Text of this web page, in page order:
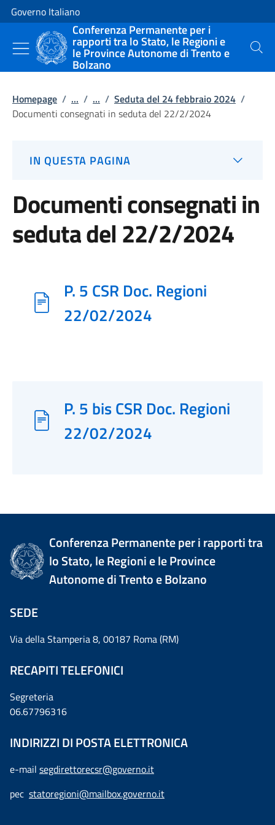
Vai al contenuto
Vai alla navigazione del sito
Governo Italiano
Conferenza Permanente per i
rapporti tra lo Stato, le Regioni e
le Province Autonome di Trento e
Bolzano
Cerca
Homepage / ... / ... / Seduta del 24 febbraio 2024 /
Documenti consegnati in seduta del 22/2/2024
IN QUESTA PAGINA
Documenti consegnati in
seduta del 22/2/2024
P. 5 CSR Doc. Regioni
22/02/2024
P. 5 bis CSR Doc. Regioni
22/02/2024
Conferenza Permanente per i rapporti tra
lo Stato, le Regioni e le Province
Autonome di Trento e Bolzano
SEDE
Via della Stamperia 8, 00187 Roma (RM)
RECAPITI TELEFONICI
Segreteria
06.67796316
INDIRIZZI DI POSTA ELETTRONICA
e-mail segdirettorecsr@governo.it
pec statoregioni@mailbox.governo.it